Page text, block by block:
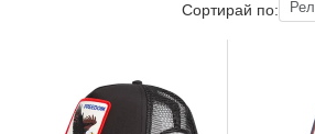
Сортирай по: